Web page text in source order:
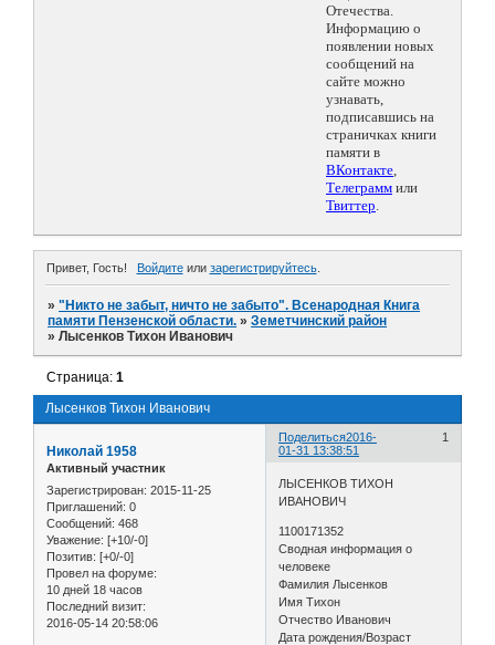
Отечества.
Информацию о
появлении новых
сообщений на
сайте можно
узнавать,
подписавшись на
страничках книги
памяти в
ВКонтакте,
Телеграмм или
Твиттер.
Привет, Гость! Войдитеили зарегистрируйтесь.
»"Никто не забыт, ничто не забыто". Всенародная Книга
памяти Пензенской области. »Земетчинский район
»Лысенков Тихон Иванович
Лысенков Тихон Иванович
Страница:1
Поделиться 1
2016-
01-31 13:38:51
Николай 1958
Активный участник
Зарегистрирован: 2015-11-25
Приглашений: 0
Сообщений: 468
Уважение: [+10/-0]
Позитив: [+0/-0]
Провел на форуме:
10 дней 18 часов
Последний визит:
2016-05-14 20:58:06
ЛЫСЕНКОВ ТИХОН
ИВАНОВИЧ
1100171352
Сводная информация о
человеке
Фамилия Лысенков
Имя Тихон
Отчество Иванович
Дата рождения/Возраст